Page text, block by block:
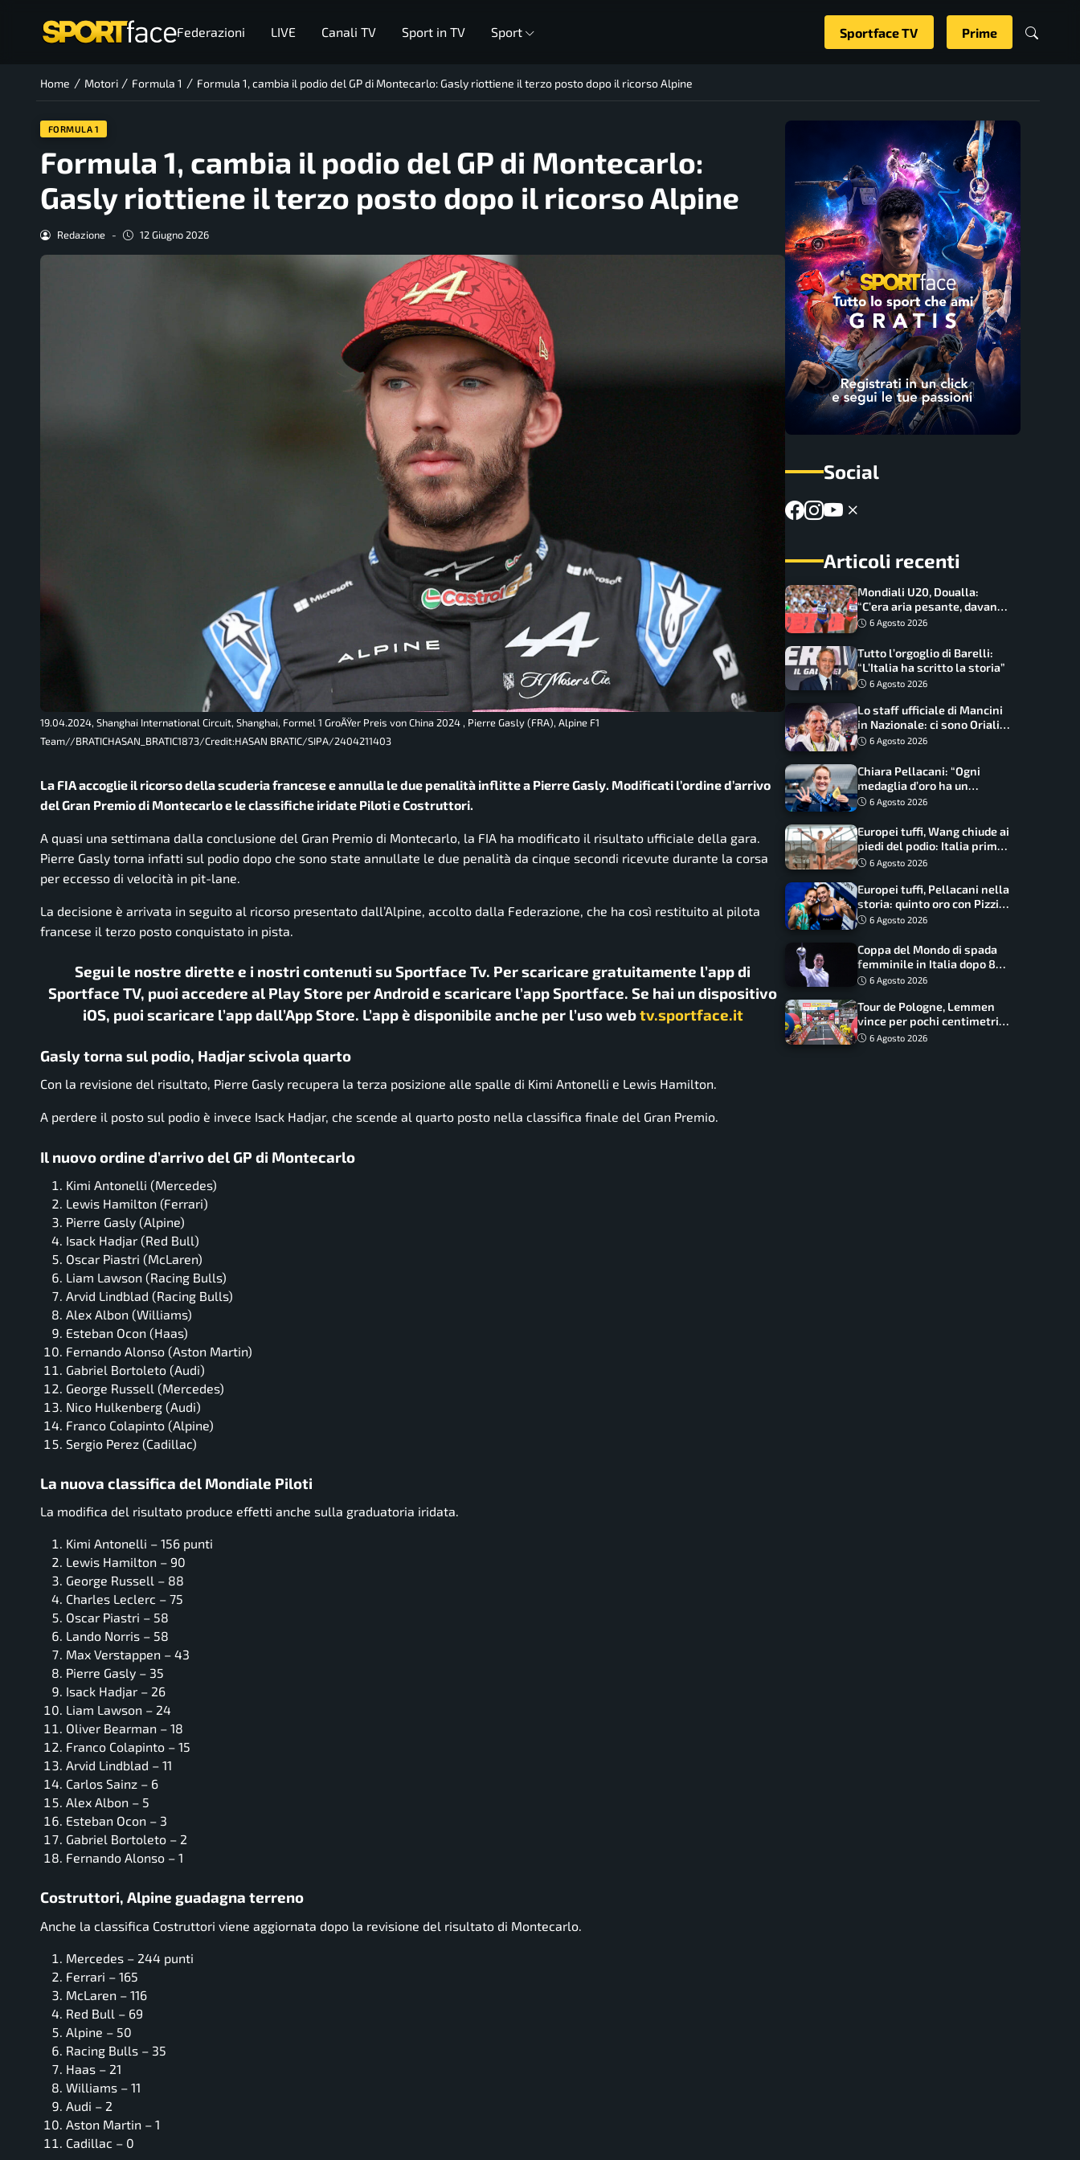
Federazioni LIVE Canali TV Sport in TV Sport Sportface TV Prime
Home / Motori / Formula 1 / Formula 1, cambia il podio del GP di Montecarlo: Gasly riottiene il terzo posto dopo il ricorso Alpine
FORMULA 1
Formula 1, cambia il podio del GP di Montecarlo:
Gasly riottiene il terzo posto dopo il ricorso Alpine
Redazione - 12 Giugno 2026
19.04.2024, Shanghai International Circuit, Shanghai, Formel 1 GroÃŸer Preis von China 2024 , Pierre Gasly (FRA), Alpine F1
Team//BRATICHASAN_BRATIC1873/Credit:HASAN BRATIC/SIPA/2404211403
La FIA accoglie il ricorso della scuderia francese e annulla le due penalità inflitte a Pierre Gasly. Modificati l’ordine d’arrivo
del Gran Premio di Montecarlo e le classifiche iridate Piloti e Costruttori.
A quasi una settimana dalla conclusione del Gran Premio di Montecarlo, la FIA ha modificato il risultato ufficiale della gara.
Pierre Gasly torna infatti sul podio dopo che sono state annullate le due penalità da cinque secondi ricevute durante la corsa
per eccesso di velocità in pit-lane.
La decisione è arrivata in seguito al ricorso presentato dall’Alpine, accolto dalla Federazione, che ha così restituito al pilota
francese il terzo posto conquistato in pista.
Segui le nostre dirette e i nostri contenuti su Sportface Tv. Per scaricare gratuitamente l’app di
Sportface TV, puoi accedere al Play Store per Android e scaricare l’app Sportface. Se hai un dispositivo
iOS, puoi scaricare l’app dall’App Store. L’app è disponibile anche per l’uso webtv.sportface.it
Gasly torna sul podio, Hadjar scivola quarto
Con la revisione del risultato, Pierre Gasly recupera la terza posizione alle spalle di Kimi Antonelli e Lewis Hamilton.
A perdere il posto sul podio è invece Isack Hadjar, che scende al quarto posto nella classifica finale del Gran Premio.
Il nuovo ordine d’arrivo del GP di Montecarlo
Kimi Antonelli (Mercedes)
Lewis Hamilton (Ferrari)
Pierre Gasly (Alpine)
Isack Hadjar (Red Bull)
Oscar Piastri (McLaren)
Liam Lawson (Racing Bulls)
Arvid Lindblad (Racing Bulls)
Alex Albon (Williams)
Esteban Ocon (Haas)
Fernando Alonso (Aston Martin)
Gabriel Bortoleto (Audi)
George Russell (Mercedes)
Nico Hulkenberg (Audi)
Franco Colapinto (Alpine)
Sergio Perez (Cadillac)
La nuova classifica del Mondiale Piloti
La modifica del risultato produce effetti anche sulla graduatoria iridata.
Kimi Antonelli – 156 punti
Lewis Hamilton – 90
George Russell – 88
Charles Leclerc – 75
Oscar Piastri – 58
Lando Norris – 58
Max Verstappen – 43
Pierre Gasly – 35
Isack Hadjar – 26
Liam Lawson – 24
Oliver Bearman – 18
Franco Colapinto – 15
Arvid Lindblad – 11
Carlos Sainz – 6
Alex Albon – 5
Esteban Ocon – 3
Gabriel Bortoleto – 2
Fernando Alonso – 1
Costruttori, Alpine guadagna terreno
Anche la classifica Costruttori viene aggiornata dopo la revisione del risultato di Montecarlo.
Mercedes – 244 punti
Ferrari – 165
McLaren – 116
Red Bull – 69
Alpine – 50
Racing Bulls – 35
Haas – 21
Williams – 11
Audi – 2
Aston Martin – 1
Cadillac – 0
Social
Articoli recenti
Mondiali U20, Doualla:
“C’era aria pesante, davano
le mascherine! Finale? Non
6 Agosto 2026
Tutto l’orgoglio di Barelli:
“L’Italia ha scritto la storia”
6 Agosto 2026
Lo staff ufficiale di Mancini
in Nazionale: ci sono Oriali e
Bonucci, confermato un
6 Agosto 2026
Chiara Pellacani: “Ogni
medaglia d’oro ha un
significato diverso. Ho fatto
6 Agosto 2026
Europei tuffi, Wang chiude ai
piedi del podio: Italia prima
nel medagliere
6 Agosto 2026
Europei tuffi, Pellacani nella
storia: quinto oro con Pizzini
nel sincro da 3 metri
6 Agosto 2026
Coppa del Mondo di spada
femminile in Italia dopo 8
anni, Alberta Santuccio: “Il
frutti”
6 Agosto 2026
Tour de Pologne, Lemmen
vince per pochi centimetri
su Scaroni: maxi-caduta e
6 Agosto 2026